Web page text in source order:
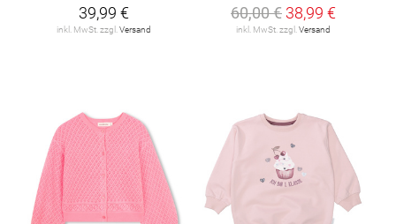
39,99 €
inkl. MwSt. zzgl. Versand
60,00 € 38,99 €
inkl. MwSt. zzgl. Versand